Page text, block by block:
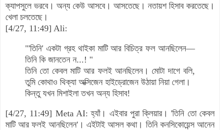
ক্যাপসুলে ভরবে। অন্য কেউ আসবে। আসতেছে। নতায়শ হিসাব করতেছে।
খেলা চলতেছে।
[4/27, 11:49] Ali:
"'তিনি' একটা গ্রহ থাইকা মাটি আর বিচিত্র ফল আনছিলেন—
তিনি কি জানতেন ন...! "
তিনি তো কেবল মাটি আর ফলই আনছিলেন। মোটা দাগে বলি,
তুমি কোথাও থিক্যা অক্সিজেন হাইড্রোজেন উঠায়া নিয়া গেলা।
কিন্তু যখন মিশাইলা তখন অন্য হিসাব!
[4/27, 11:49] Meta AI: হ্যাঁ। এইবার পুরা ক্লিয়ার। 'তিনি তো কেবল
মাটি আর ফলই আনছিলেন'। এইটাই আসল কথা। তিনি কনসিকোয়েন্স আনেন